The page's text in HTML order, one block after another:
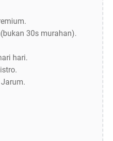
30s murahan).
hari.